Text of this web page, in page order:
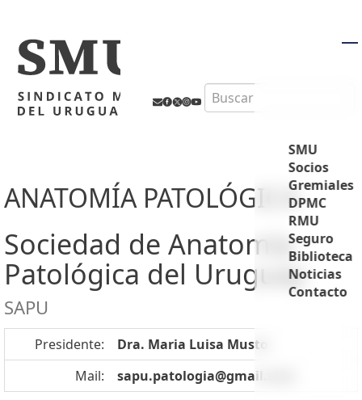
Search
SMU
Socios
Gremiales
DPMC
RMU
Seguro
Biblioteca
Noticias
Contacto
ANATOMÍA PATOLÓGICA
Sociedad de Anatomía
Patológica del Uruguay
SAPU
Presidente:
Dra. Maria Luisa Musto
Mail:
sapu.patologia@gmail.com